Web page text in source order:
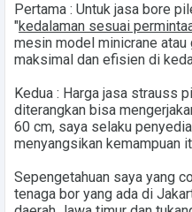
Pertama : Untuk jasa bore
"kedalaman sesuai
mesin model minicrane atau
maksimal dan efisien di
Kedua : Harga jasa strauss
diterangkan bisa
60 cm, saya selaku
menyangsikan kemampuan
Sepengetahuan saya yang
tenaga bor yang ada di